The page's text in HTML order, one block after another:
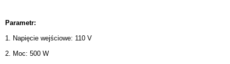
Parametr:
1. Napięcie wejściowe: 110 V
2. Moc: 500 W